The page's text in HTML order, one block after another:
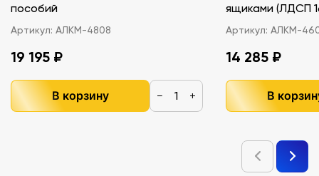
пособий
Артикул: АЛКМ-4808
19 195 ₽
В корзину − +
ящиками
Артикул: АЛКМ-
14 285 ₽
В